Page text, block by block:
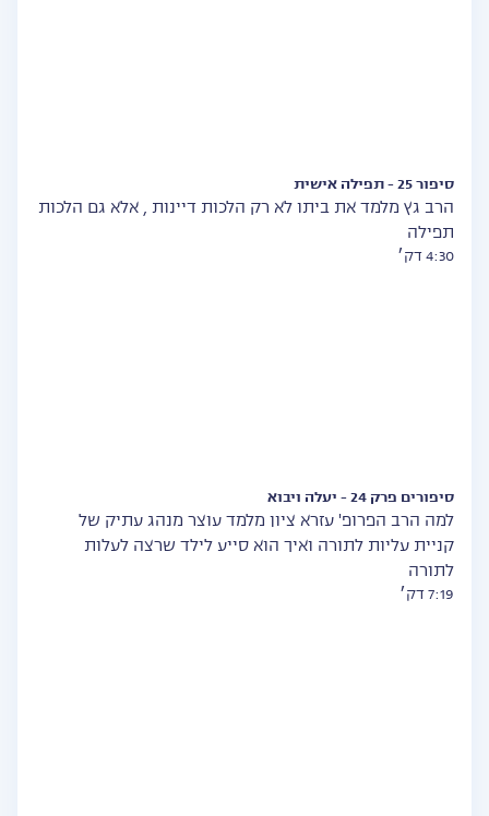
סיפור 25 - תפילה אישית
הרב גץ מלמד את ביתו לא רק הלכות דיינות , אלא גם הלכות
תפילה
4:30 דק׳
סיפורים פרק 24 - יעלה ויבוא
למה הרב הפרופ' עזרא ציון מלמד עוצר מנהג עתיק של
קניית עליות לתורה ואיך הוא סייע לילד שרצה לעלות
לתורה
7:19 דק׳